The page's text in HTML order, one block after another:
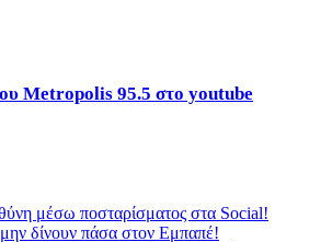
Metropolis 95.5 στο youtube
μέσω ποσταρίσματος στα Social!
δίνουν πάσα στον Εμπαπέ!